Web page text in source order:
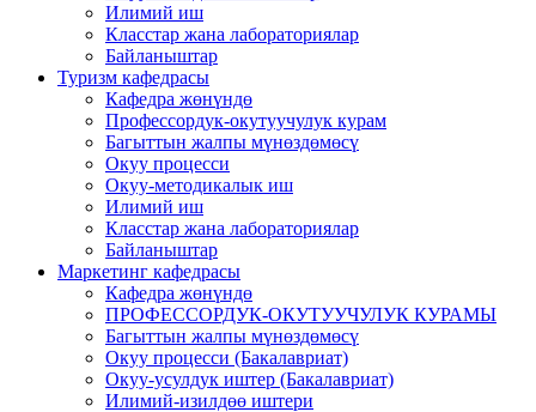
Илимий иш
Класстар жана лабораториялар
Байланыштар
Туризм кафедрасы
Кафедра жөнүндө
Профессордук-окутуучулук курам
Багыттын жалпы мүнөздөмөсү
Окуу процесси
Окуу-методикалык иш
Илимий иш
Класстар жана лабораториялар
Байланыштар
Маркетинг кафедрасы
Кафедра жөнүндө
ПРОФЕССОРДУК-ОКУТУУЧУЛУК КУРАМЫ
Багыттын жалпы мүнөздөмөсү
Окуу процесси (Бакалавриат)
Окуу-усулдук иштер (Бакалавриат)
Илимий-изилдөө иштери